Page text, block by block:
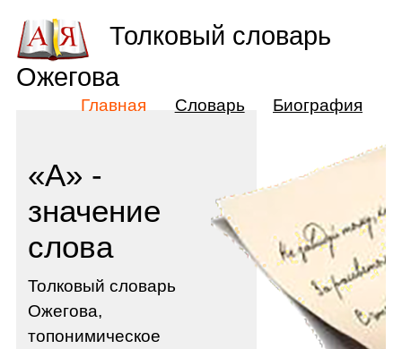
«А» -
значение
слова
Толковый словарь
Ожегова,
топонимическое
Толковый словарь
Ожегова
Главная Словарь Биография